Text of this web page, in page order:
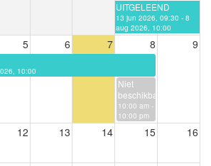
UITGELEEND
13 jun 2026, 09:30 - 8
aug 2026, 10:00
5 6 7 8 9
10:00
Niet
beschikbaar
10:00 am -
10:00 pm
12 13 14 15 16